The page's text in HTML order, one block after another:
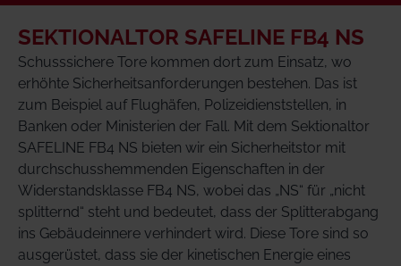
SEKTIONALTOR SAFELINE FB4 NS
Schusssichere Tore kommen dort zum Einsatz, wo
erhöhte Sicherheitsanforderungen bestehen. Das ist
zum Beispiel auf Flughäfen, Polizeidienststellen, in
Banken oder Ministerien der Fall. Mit dem Sektionaltor
SAFELINE FB4 NS bieten wir ein Sicherheitstor mit
durchschusshemmenden Eigenschaften in der
Widerstandsklasse FB4 NS, wobei das „NS“ für „nicht
splitternd“ steht und bedeutet, dass der Splitterabgang
ins Gebäudeinnere verhindert wird. Diese Tore sind so
ausgerüstet, dass sie der kinetischen Energie eines